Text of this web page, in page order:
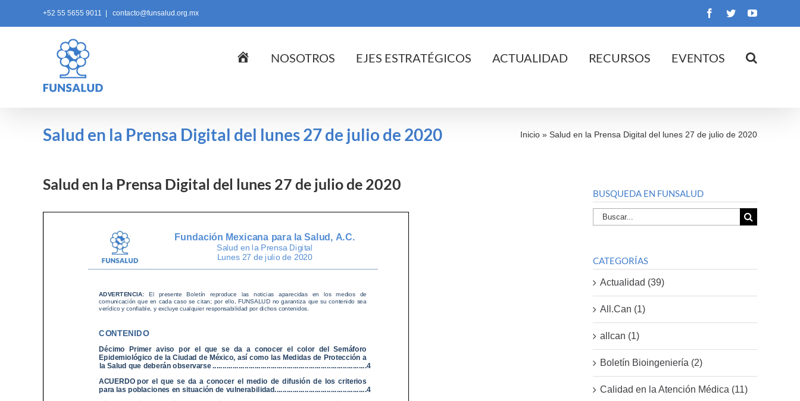
+52 55 5655 9011 contacto@funsalud.org.mx Facebook
TwitterYouTube
InicioNOSOTROS EJES ESTRATÉGICOS ACTUALIDAD RECURSOS EVENTOS
Salud en la Prensa Digital del lunes 27 de julio de 2020 Inicio » Salud en la Prensa Digital del lunes 27 de julio de 2020
Salud en la Prensa Digital del lunes 27 de julio de 2020
BUSQUEDA EN FUNSALUD
Buscar
por:
CATEGORÍAS
Actualidad (39)
All.Can (1)
allcan (1)
Boletín Bioingeniería (2)
Calidad en la Atención Médica (11)